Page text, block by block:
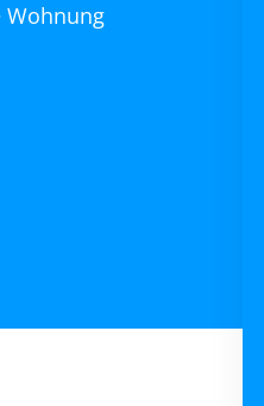
Wohnung